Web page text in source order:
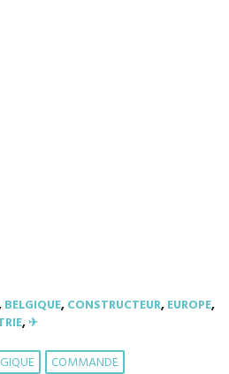
BELGIQUE,CONSTRUCTEUR,EUROPE,
,✈︎
COMMANDE